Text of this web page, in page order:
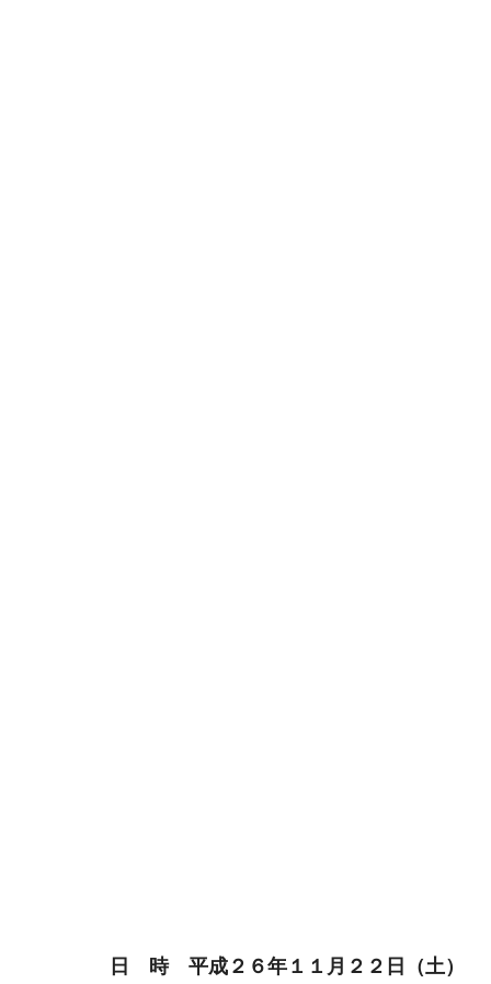
日　時　平成２６年１１月２２日（土）